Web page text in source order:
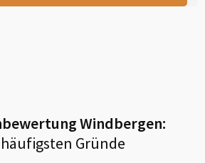
Windbergen:
häufigsten Gründe